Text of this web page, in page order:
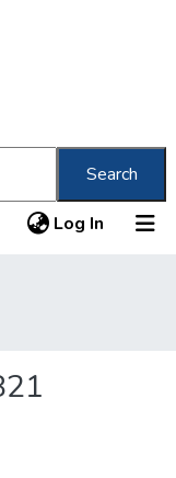
Search
Log In (current)